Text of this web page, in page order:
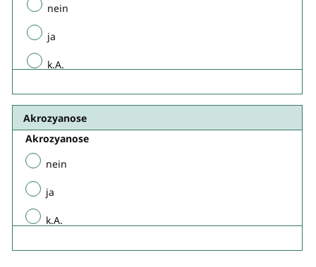
nein
ja
k.A.
Akrozyanose
Akrozyanose​
nein
ja
k.A.